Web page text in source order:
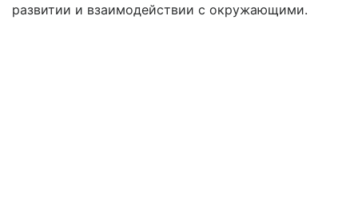
развитии и взаимодействии с окружающими.